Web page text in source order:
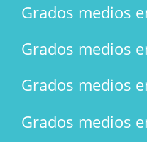
Grados medios
Grados medios
Grados medios
Grados medios